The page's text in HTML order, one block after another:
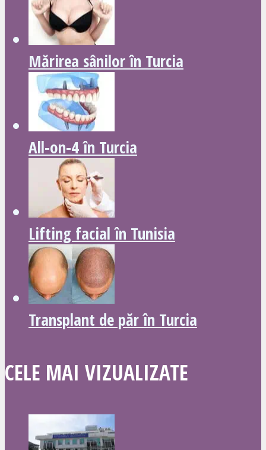
Mărirea sânilor în Turcia
All-on-4 în Turcia
Lifting facial în Tunisia
Transplant de păr în Turcia
CELE MAI VIZUALIZATE